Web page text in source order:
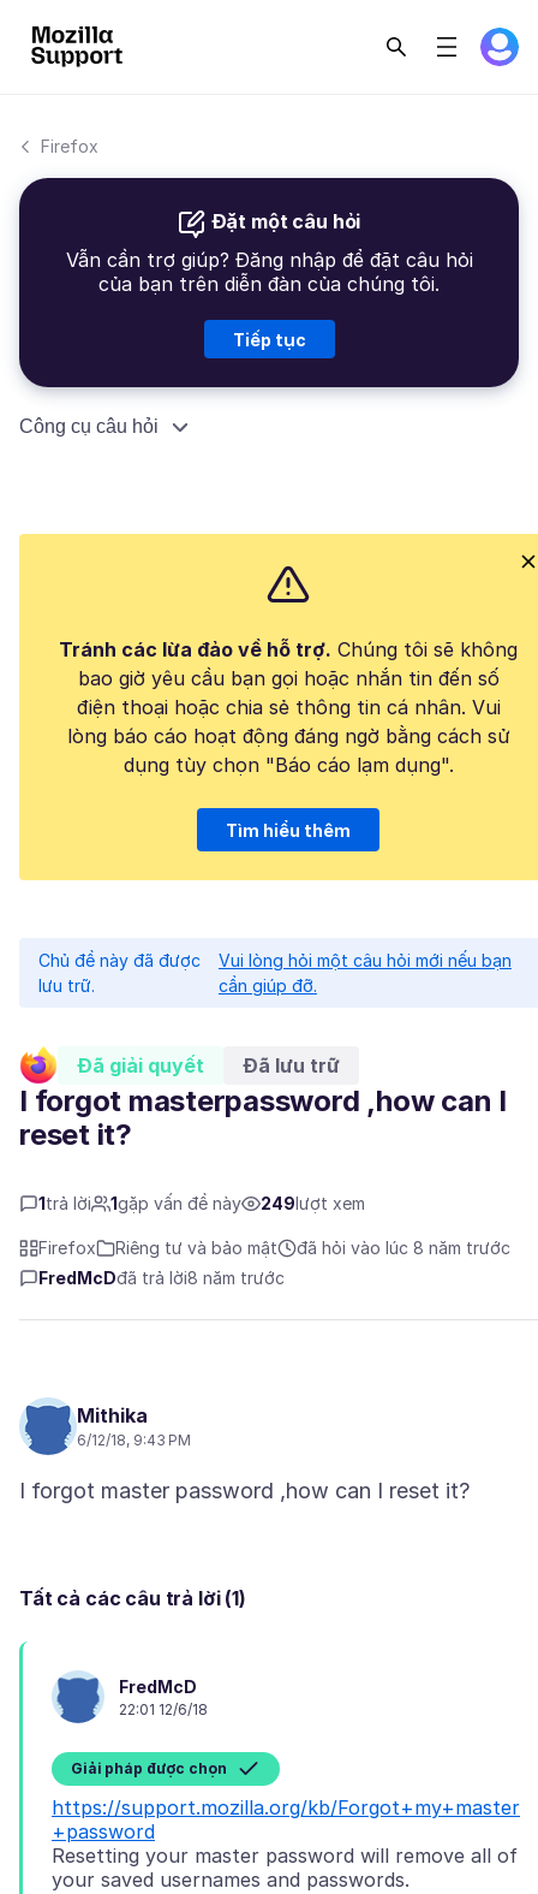
Firefox
Đặt một câu hỏi
Vẫn cần trợ giúp? Đăng nhập để đặt câu hỏi
của bạn trên diễn đàn của chúng tôi.
Tiếp tục
Công cụ câu hỏi
Tránh các lừa đảo về hỗ trợ. Chúng tôi sẽ không
bao giờ yêu cầu bạn gọi hoặc nhắn tin đến số
điện thoại hoặc chia sẻ thông tin cá nhân. Vui
lòng báo cáo hoạt động đáng ngờ bằng cách sử
dụng tùy chọn "Báo cáo lạm dụng".
Tìm hiểu thêm
Chủ đề này đã được
lưu trữ.
Vui lòng hỏi một câu hỏi mới nếu bạn
cần giúp đỡ.
Đã giải quyết Đã lưu trữ
I forgot masterpassword ,how can I
reset it?
1trả lời 1gặp vấn đề này 249lượt xem
Firefox Riêng tư và bảo mật
đã hỏi vào lúc 8 năm trước
FredMcDđã trả lời8 năm trước
Mithika
6/12/18, 9:43 PM
Tất cả các câu trả lời (1)
FredMcD
22:01 12/6/18
Giải pháp được chọn
https://support.mozilla.org/kb/Forgot+my+master
+password
Resetting your master password will remove all of
your saved usernames and passwords.